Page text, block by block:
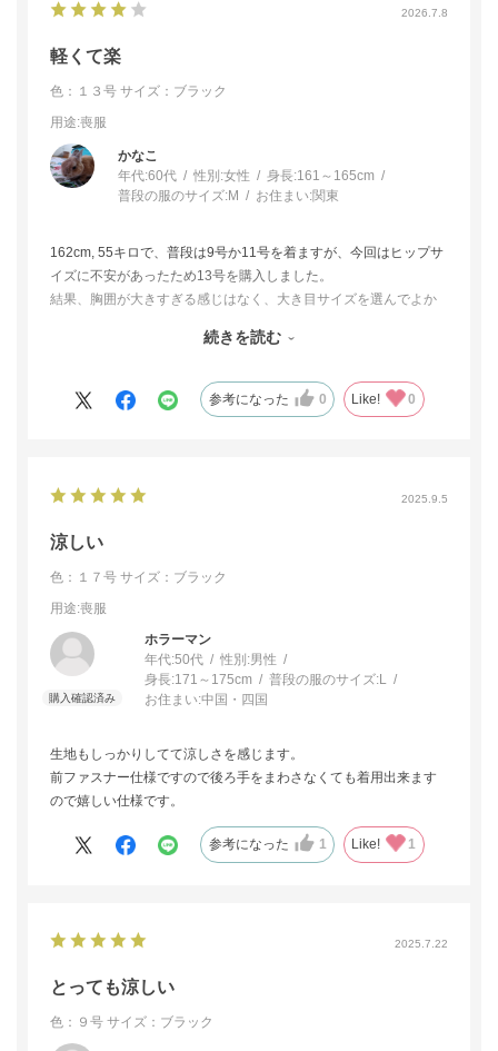
2026.7.8
軽くて楽
色：１３号 サイズ：ブラック
用途:喪服
かなこ
年代:60代 性別:女性 身長:161～165cm
普段の服のサイズ:M お住まい:関東
162cm, 55キロで、普段は9号か11号を着ますが、今回はヒップサ
イズに不安があったため13号を購入しました。
結果、胸囲が大きすぎる感じはなく、大き目サイズを選んでよか
他メーカーも含め他に2種類の夏用ワンピースを試着しましたが、
着丈があと5センチ長ければもっとよかったです。
続きを読む
参考になった 0 Like! 0
2025.9.5
涼しい
色：１７号 サイズ：ブラック
用途:喪服
ホラーマン
年代:50代 性別:男性
身長:171～175cm 普段の服のサイズ:L
お住まい:中国・四国
生地もしっかりしてて涼しさを感じます。
前ファスナー仕様ですので後ろ手をまわさなくても着用出来ます
ので嬉しい仕様です。
参考になった 1 Like! 1
2025.7.22
とっても涼しい
色：９号 サイズ：ブラック